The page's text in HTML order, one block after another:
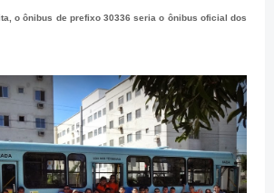
o ônibus de prefixo 30336 seria o ônibus oficial dos